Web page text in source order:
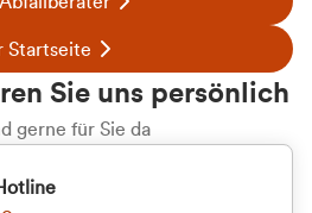
Startseite
Sie uns persönlich
gerne für Sie da